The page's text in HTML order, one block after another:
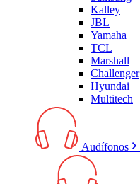
Kalley
JBL
Yamaha
TCL
Marshall
Challenger
Hyundai
Multitech
Audífonos